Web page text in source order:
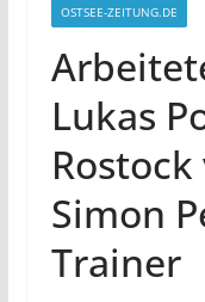
OSTSEE-ZEITUNG.DE
Lukas
Simon
Trainer